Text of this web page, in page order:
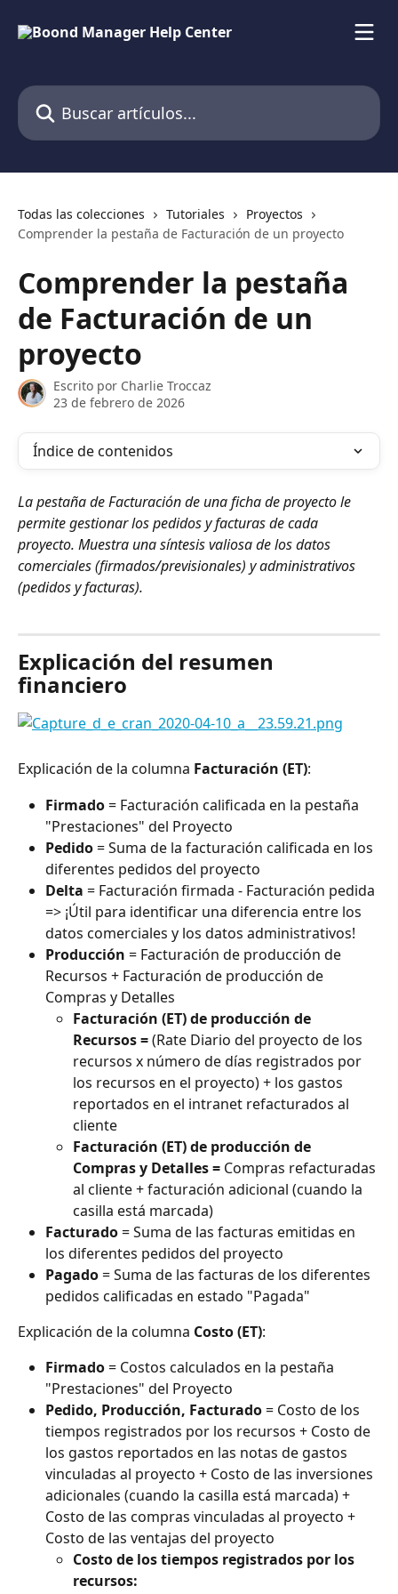
Buscar artículos...
Todas las colecciones Tutoriales
Proyectos
Comprender la pestaña de Facturación de un proyecto
Comprender la pestaña
de Facturación de un
proyecto
Escrito por Charlie Troccaz
23 de febrero de 2026
Índice de contenidos
La pestaña de Facturación de una ficha de proyecto le
permite gestionar los pedidos y facturas de cada
proyecto. Muestra una síntesis valiosa de los datos
comerciales (firmados/previsionales) y administrativos
(pedidos y facturas).
Explicación del resumen
financiero
Explicación de la columna Facturación (ET):
Firmado = Facturación calificada en la pestaña
"Prestaciones" del Proyecto
Pedido = Suma de la facturación calificada en los
diferentes pedidos del proyecto
Delta = Facturación firmada - Facturación pedida
=> ¡Útil para identificar una diferencia entre los
datos comerciales y los datos administrativos!
Producción = Facturación de producción de
Recursos + Facturación de producción de
Compras y Detalles
Facturación (ET) de producción de
Recursos = (Rate Diario del proyecto de los
recursos x número de días registrados por
los recursos en el proyecto) + los gastos
reportados en el intranet refacturados al
cliente
Facturación (ET) de producción de
Compras y Detalles = Compras refacturadas
al cliente + facturación adicional (cuando la
casilla está marcada)
Facturado = Suma de las facturas emitidas en
los diferentes pedidos del proyecto
Pagado = Suma de las facturas de los diferentes
pedidos calificadas en estado "Pagada"
Explicación de la columna Costo (ET):
Firmado = Costos calculados en la pestaña
"Prestaciones" del Proyecto
Pedido, Producción, Facturado = Costo de los
tiempos registrados por los recursos + Costo de
los gastos reportados en las notas de gastos
vinculadas al proyecto + Costo de las inversiones
adicionales (cuando la casilla está marcada) +
Costo de las compras vinculadas al proyecto +
Costo de las ventajas del proyecto
Costo de los tiempos registrados por los
recursos: